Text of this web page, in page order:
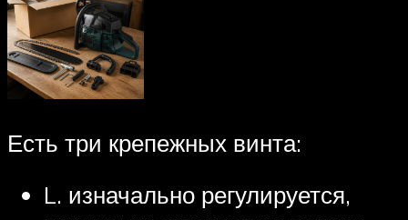
Есть три крепежных винта:
L. изначально регулируется,